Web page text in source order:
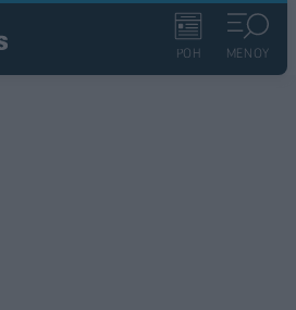
ΡΟΗ ΜΕΝΟΥ